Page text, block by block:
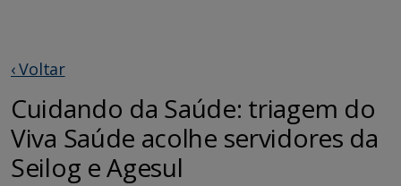
‹ Voltar
Cuidando da Saúde: triagem do
Viva Saúde acolhe servidores da
Seilog e Agesul